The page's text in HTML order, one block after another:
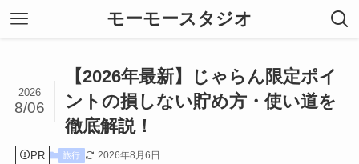
モーモースタジオ
【2026年最新】じゃらん限定ポイ
ントの損しない貯め方・使い道を
徹底解説！
2026
8/06
PR 旅行 2026年8月6日